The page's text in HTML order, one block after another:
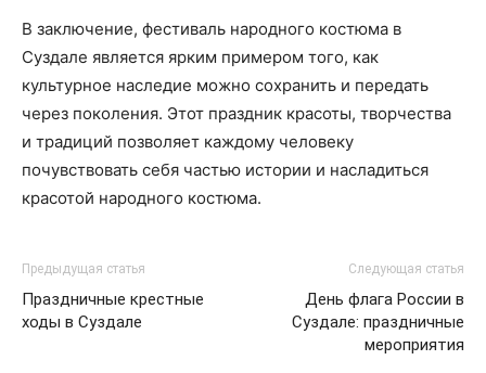
В заключение, фестиваль народного костюма в
Суздале является ярким примером того, как
культурное наследие можно сохранить и передать
через поколения. Этот праздник красоты, творчества
и традиций позволяет каждому человеку
почувствовать себя частью истории и насладиться
красотой народного костюма.
Предыдущая статья
Праздничные крестные
ходы в Суздале
Следующая статья
День флага России в
Суздале: праздничные
мероприятия